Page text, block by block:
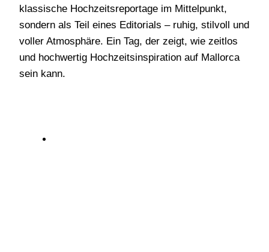
klassische Hochzeitsreportage im Mittelpunkt,
sondern als Teil eines Editorials – ruhig, stilvoll und
voller Atmosphäre. Ein Tag, der zeigt, wie zeitlos
und hochwertig Hochzeitsinspiration auf Mallorca
sein kann.